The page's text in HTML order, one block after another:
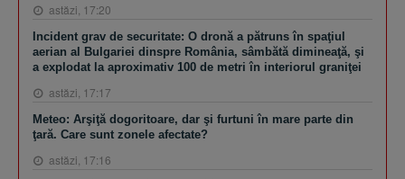
astăzi, 17:20
Incident grav de securitate: O dronă a pătruns în spaţiul
aerian al Bulgariei dinspre România, sâmbătă dimineaţă, şi
a explodat la aproximativ 100 de metri în interiorul graniţei
astăzi, 17:17
Meteo: Arşiţă dogoritoare, dar şi furtuni în mare parte din
ţară. Care sunt zonele afectate?
astăzi, 17:16